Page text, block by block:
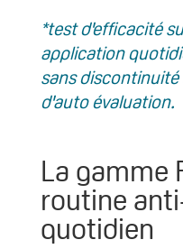
*test d'efficacité
application
sans
d'auto évaluation.
La gamme
routine
quotidien